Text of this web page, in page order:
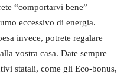
“comportarvi bene”
eccessivo di energia.
invece, potrete regalare
vostra casa. Date sempre
statali, come gli Eco-bonus,